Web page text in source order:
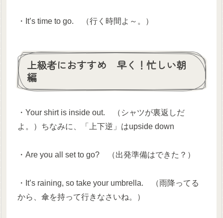
・It’s time to go. （行く時間よ～。）
上級者におすすめ 早く！忙しい朝
編
・Your shirt is inside out. （シャツが裏返しだ
よ。）ちなみに、「上下逆」はupside down
・Are you all set to go? （出発準備はできた？）
・It’s raining, so take your umbrella. （雨降ってる
から、傘を持って行きなさいね。）